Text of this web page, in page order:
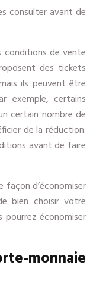
consulter avant de
de vente
des tickets
ils peuvent être
exemple, certains
certain nombre de
de la réduction.
avant de faire
d’économiser
bien choisir votre
économiser